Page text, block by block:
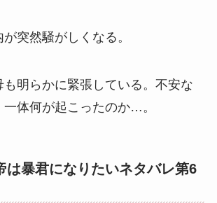
突然騒がしくなる。
も明らかに緊張している。不安な
体何が起こったのか…。
は暴君になりたいネタバレ第6